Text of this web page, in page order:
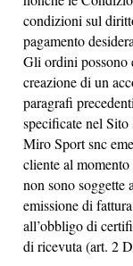
condizioni sul
pagamento
Gli ordini possono
creazione di un
paragrafi
specificate nel Sito
Miro Sport snc
cliente al
non sono soggette
emissione di
all’obbligo di
di ricevuta (art. 2